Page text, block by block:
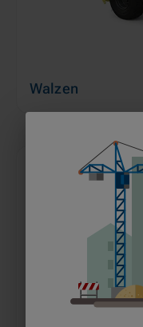
Walzen